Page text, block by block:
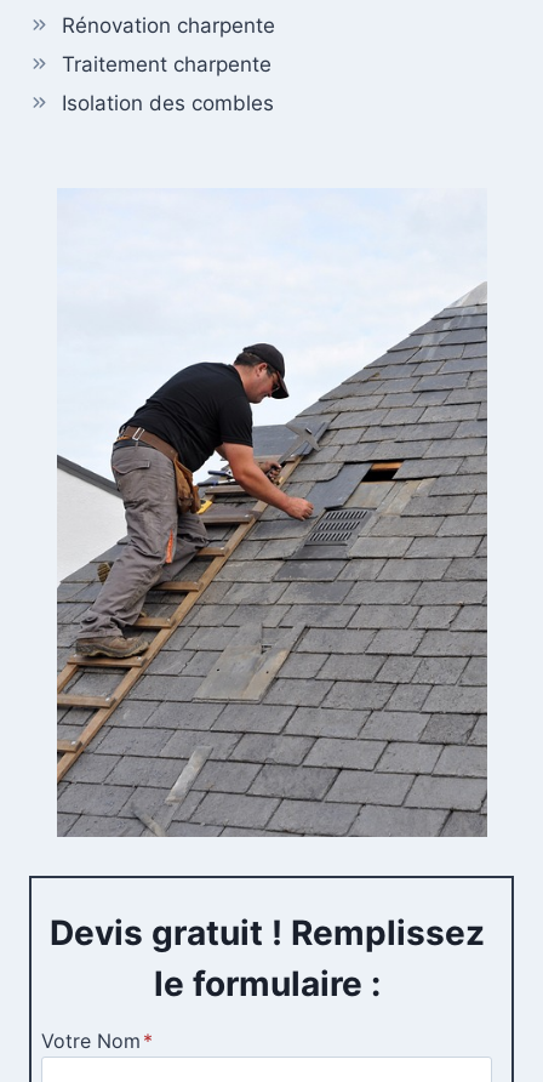
Rénovation charpente
Traitement charpente
Isolation des combles
Devis gratuit ! Remplissez
le formulaire :
Votre Nom *